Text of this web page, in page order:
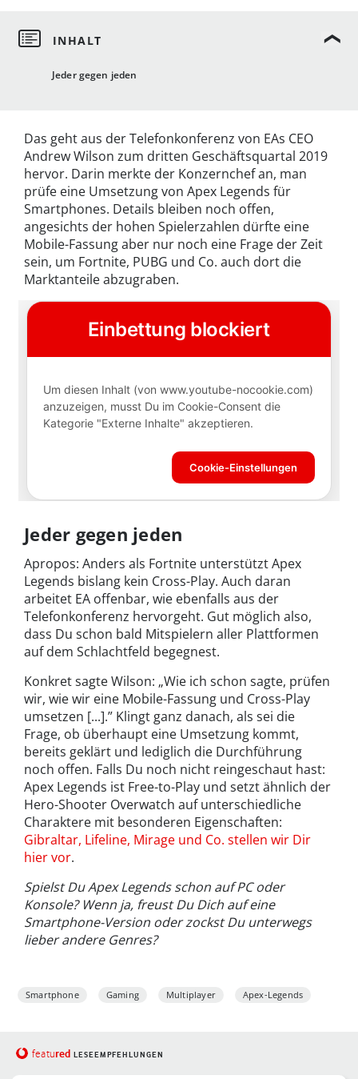
Jeder gegen jeden
Das geht aus der Telefonkonferenz von EAs CEO
Andrew Wilson zum dritten Geschäftsquartal 2019
hervor. Darin merkte der Konzernchef an, man
prüfe eine Umsetzung von Apex Legends für
Smartphones. Details bleiben noch offen,
angesichts der hohen Spielerzahlen dürfte eine
Mobile-Fassung aber nur noch eine Frage der Zeit
sein, um Fortnite, PUBG und Co. auch dort die
Marktanteile abzugraben.
Jeder gegen jeden
Apropos: Anders als Fortnite unterstützt Apex
Legends bislang kein Cross-Play. Auch daran
arbeitet EA offenbar, wie ebenfalls aus der
Telefonkonferenz hervorgeht. Gut möglich also,
dass Du schon bald Mitspielern aller Plattformen
auf dem Schlachtfeld begegnest.
Konkret sagte Wilson: „Wie ich schon sagte, prüfen
wir, wie wir eine Mobile-Fassung und Cross-Play
umsetzen [...].” Klingt ganz danach, als sei die
Frage, ob überhaupt eine Umsetzung kommt,
bereits geklärt und lediglich die Durchführung
noch offen. Falls Du noch nicht reingeschaut hast:
Apex Legends ist Free-to-Play und setzt ähnlich der
Hero-Shooter Overwatch auf unterschiedliche
Charaktere mit besonderen Eigenschaften:
Gibraltar, Lifeline, Mirage und Co. stellen wir Dir
hier vor.
Spielst Du Apex Legends schon auf PC oder
Konsole? Wenn ja, freust Du Dich auf eine
Smartphone-Version oder zockst Du unterwegs
lieber andere Genres?
Smartphone Gaming Multiplayer Apex-Legends
featured LESEEMPFEHLUNGEN